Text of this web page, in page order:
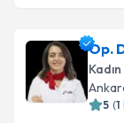
Op. Dr.
oluşturun.
takvim
Op.
5 (1